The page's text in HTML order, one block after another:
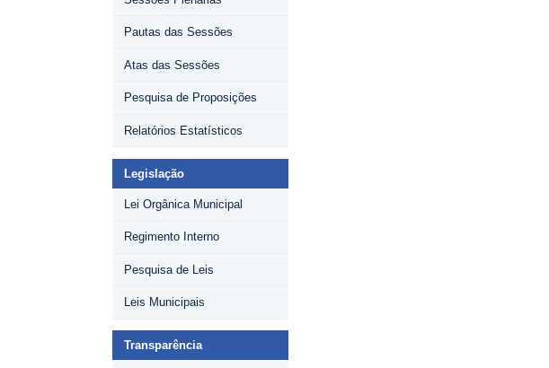
Pautas das Sessões
Atas das Sessões
Pesquisa de Proposições
Relatórios Estatísticos
Legislação
Lei Orgânica Municipal
Regimento Interno
Pesquisa de Leis
Leis Municipais
Transparência